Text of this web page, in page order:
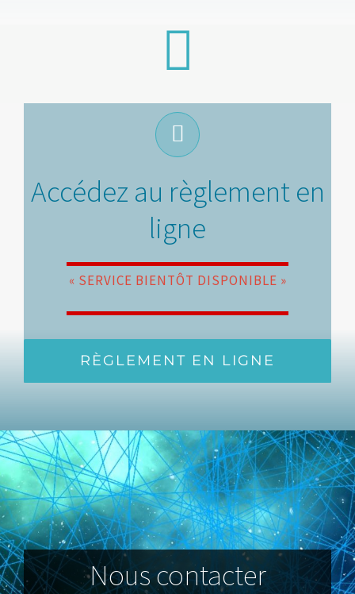
Accédez au règlement en
ligne
« SERVICE BIENTÔT DISPONIBLE »
RÈGLEMENT EN LIGNE
Nous contacter